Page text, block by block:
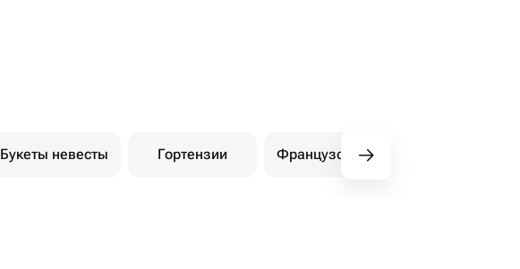
Букеты невесты Гортензии Французские розы